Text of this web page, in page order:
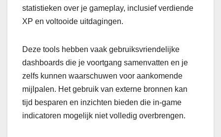
statistieken over je gameplay, inclusief verdiende
XP en voltooide uitdagingen.
Deze tools hebben vaak gebruiksvriendelijke
dashboards die je voortgang samenvatten en je
zelfs kunnen waarschuwen voor aankomende
mijlpalen. Het gebruik van externe bronnen kan
tijd besparen en inzichten bieden die in-game
indicatoren mogelijk niet volledig overbrengen.